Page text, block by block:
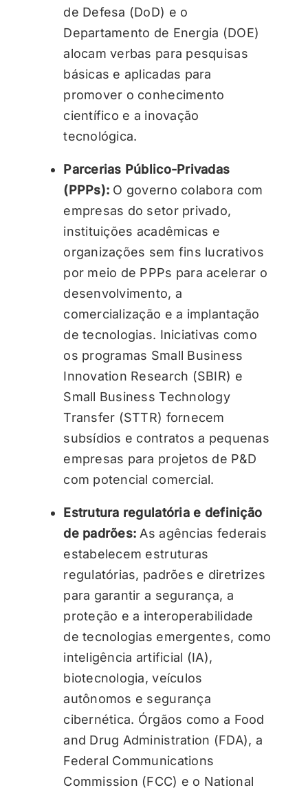
de Defesa (DoD) e o
Departamento de Energia (DOE)
alocam verbas para pesquisas
básicas e aplicadas para
promover o conhecimento
científico e a inovação
tecnológica.
Parcerias Público-Privadas
(PPPs): O governo colabora com
empresas do setor privado,
instituições acadêmicas e
organizações sem fins lucrativos
por meio de PPPs para acelerar o
desenvolvimento, a
comercialização e a implantação
de tecnologias. Iniciativas como
os programas Small Business
Innovation Research (SBIR) e
Small Business Technology
Transfer (STTR) fornecem
subsídios e contratos a pequenas
empresas para projetos de P&D
com potencial comercial.
Estrutura regulatória e definição
de padrões:As agências federais
estabelecem estruturas
regulatórias, padrões e diretrizes
para garantir a segurança, a
proteção e a interoperabilidade
de tecnologias emergentes, como
inteligência artificial (IA),
biotecnologia, veículos
autônomos e segurança
cibernética. Órgãos como a Food
and Drug Administration (FDA), a
Federal Communications
Commission (FCC) e o National